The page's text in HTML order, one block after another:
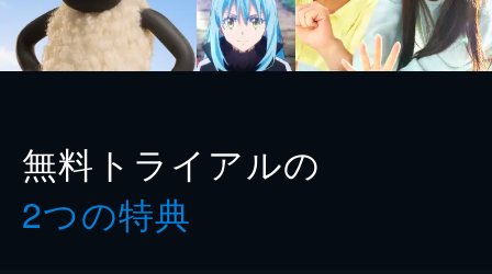
無料トライアルの
2つの特典